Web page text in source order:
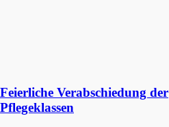
Feierliche Verabschiedung der
Pflegeklassen